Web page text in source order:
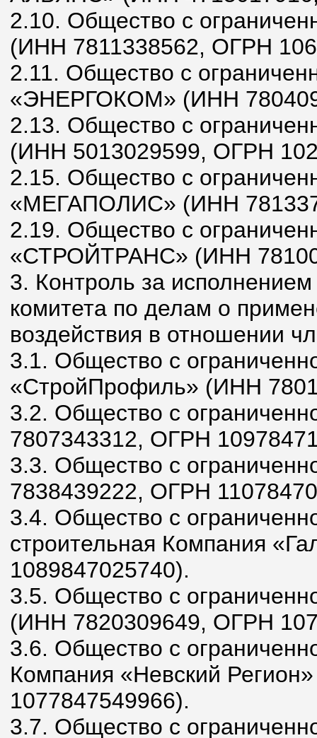
2.10. Общество с
(ИНН 7811338562, ОГРН
2.11. Общество с
«ЭНЕРГОКОМ» (ИНН
2.13. Общество с
(ИНН 5013029599, ОГРН
2.15. Общество с
«МЕГАПОЛИС» (ИНН
2.19. Общество с
«СТРОЙТРАНС» (ИНН
3. Контроль за
комитета по делам о
воздействия в отношении
3.1. Общество с
«СтройПрофиль» (ИНН
3.2. Общество с
7807343312, ОГРН
3.3. Общество с
7838439222, ОГРН
3.4. Общество с
строительная Компания
1089847025740).
3.5. Общество с
(ИНН 7820309649, ОГРН
3.6. Общество с
Компания «Невский
1077847549966).
3.7. Общество с